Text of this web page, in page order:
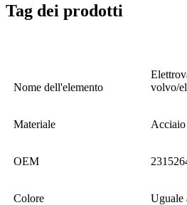
Tag dei prodotti
Nome dell'elemento
volvo/
Materiale Acciaio
OEM
Colore Uguale